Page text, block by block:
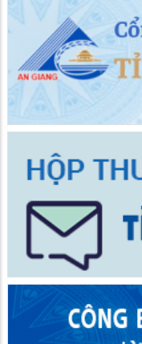
Giồng Riềng khai
25/05/2026